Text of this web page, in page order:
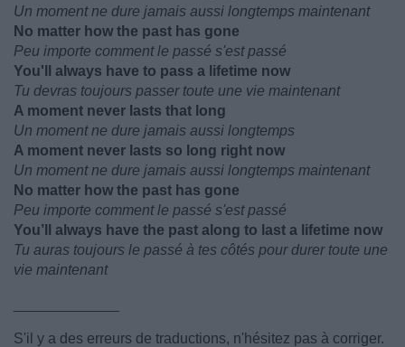
Un moment ne dure jamais aussi longtemps maintenant
No matter how the past has gone
Peu importe comment le passé s'est passé
You'll always have to pass a lifetime now
Tu devras toujours passer toute une vie maintenant
A moment never lasts that long
Un moment ne dure jamais aussi longtemps
A moment never lasts so long right now
Un moment ne dure jamais aussi longtemps maintenant
No matter how the past has gone
Peu importe comment le passé s'est passé
You’ll always have the past along to last a lifetime now
Tu auras toujours le passé à tes côtés pour durer toute une
vie maintenant
S'il y a des erreurs de traductions, n'hésitez pas à corriger.